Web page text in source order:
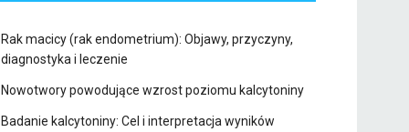
Rak macicy (rak endometrium): Objawy, przyczyny,
diagnostyka i leczenie
Nowotwory powodujące wzrost poziomu kalcytoniny
Badanie kalcytoniny: Cel i interpretacja wyników